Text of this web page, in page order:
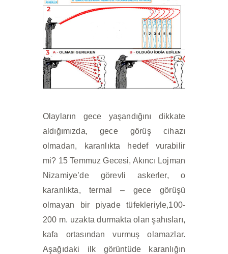
Olayların gece yaşandığını dikkate
aldığımızda, gece görüş cihazı
olmadan, karanlıkta hedef vurabilir
mi? 15 Temmuz Gecesi, Akıncı Lojman
Nizamiye’de görevli askerler, o
karanlıkta, termal – gece görüşü
olmayan bir piyade tüfekleriyle,100-
200 m. uzakta durmakta olan şahısları,
kafa ortasından vurmuş olamazlar.
Aşağıdaki ilk görüntüde karanlığın